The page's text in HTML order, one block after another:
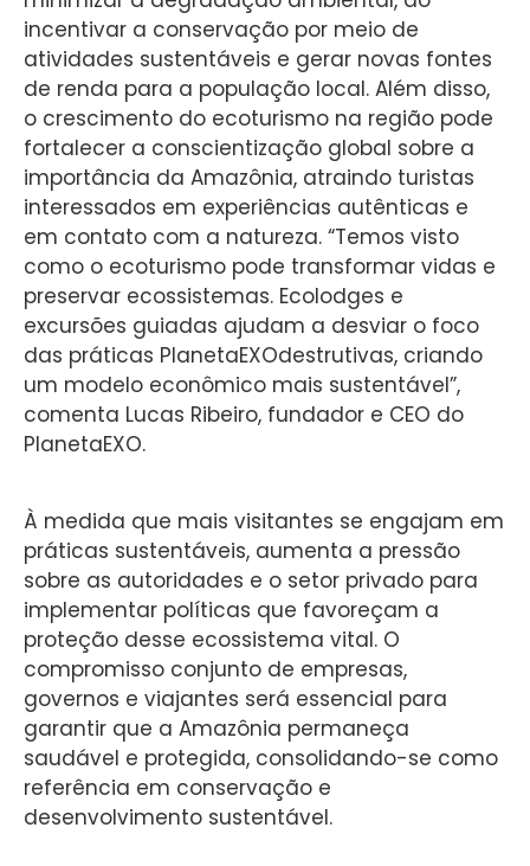
incentivar a conservação por meio de
atividades sustentáveis e gerar novas fontes
de renda para a população local. Além disso,
o crescimento do ecoturismo na região pode
fortalecer a conscientização global sobre a
importância da Amazônia, atraindo turistas
interessados em experiências autênticas e
em contato com a natureza. “Temos visto
como o ecoturismo pode transformar vidas e
preservar ecossistemas. Ecolodges e
excursões guiadas ajudam a desviar o foco
das práticas PlanetaEXOdestrutivas, criando
um modelo econômico mais sustentável”,
comenta Lucas Ribeiro, fundador e CEO do
PlanetaEXO.
À medida que mais visitantes se engajam em
práticas sustentáveis, aumenta a pressão
sobre as autoridades e o setor privado para
implementar políticas que favoreçam a
proteção desse ecossistema vital. O
compromisso conjunto de empresas,
governos e viajantes será essencial para
garantir que a Amazônia permaneça
saudável e protegida, consolidando-se como
referência em conservação e
desenvolvimento sustentável.